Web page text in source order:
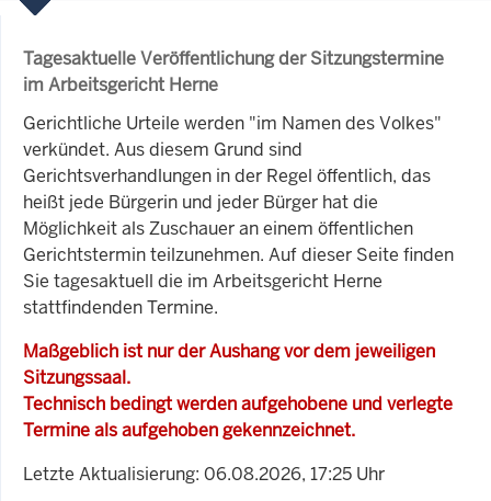
Tagesaktuelle Veröffentlichung der Sitzungstermine
im Arbeitsgericht Herne
Gerichtliche Urteile werden "im Namen des Volkes"
verkündet. Aus diesem Grund sind
Gerichtsverhandlungen in der Regel öffentlich, das
heißt jede Bürgerin und jeder Bürger hat die
Möglichkeit als Zuschauer an einem öffentlichen
Gerichtstermin teilzunehmen. Auf dieser Seite finden
Sie tagesaktuell die im Arbeitsgericht Herne
stattfindenden Termine.
Maßgeblich ist nur der Aushang vor dem jeweiligen
Sitzungssaal.
Technisch bedingt werden aufgehobene und verlegte
Termine als aufgehoben gekennzeichnet.
Letzte Aktualisierung: 06.08.2026, 17:25 Uhr